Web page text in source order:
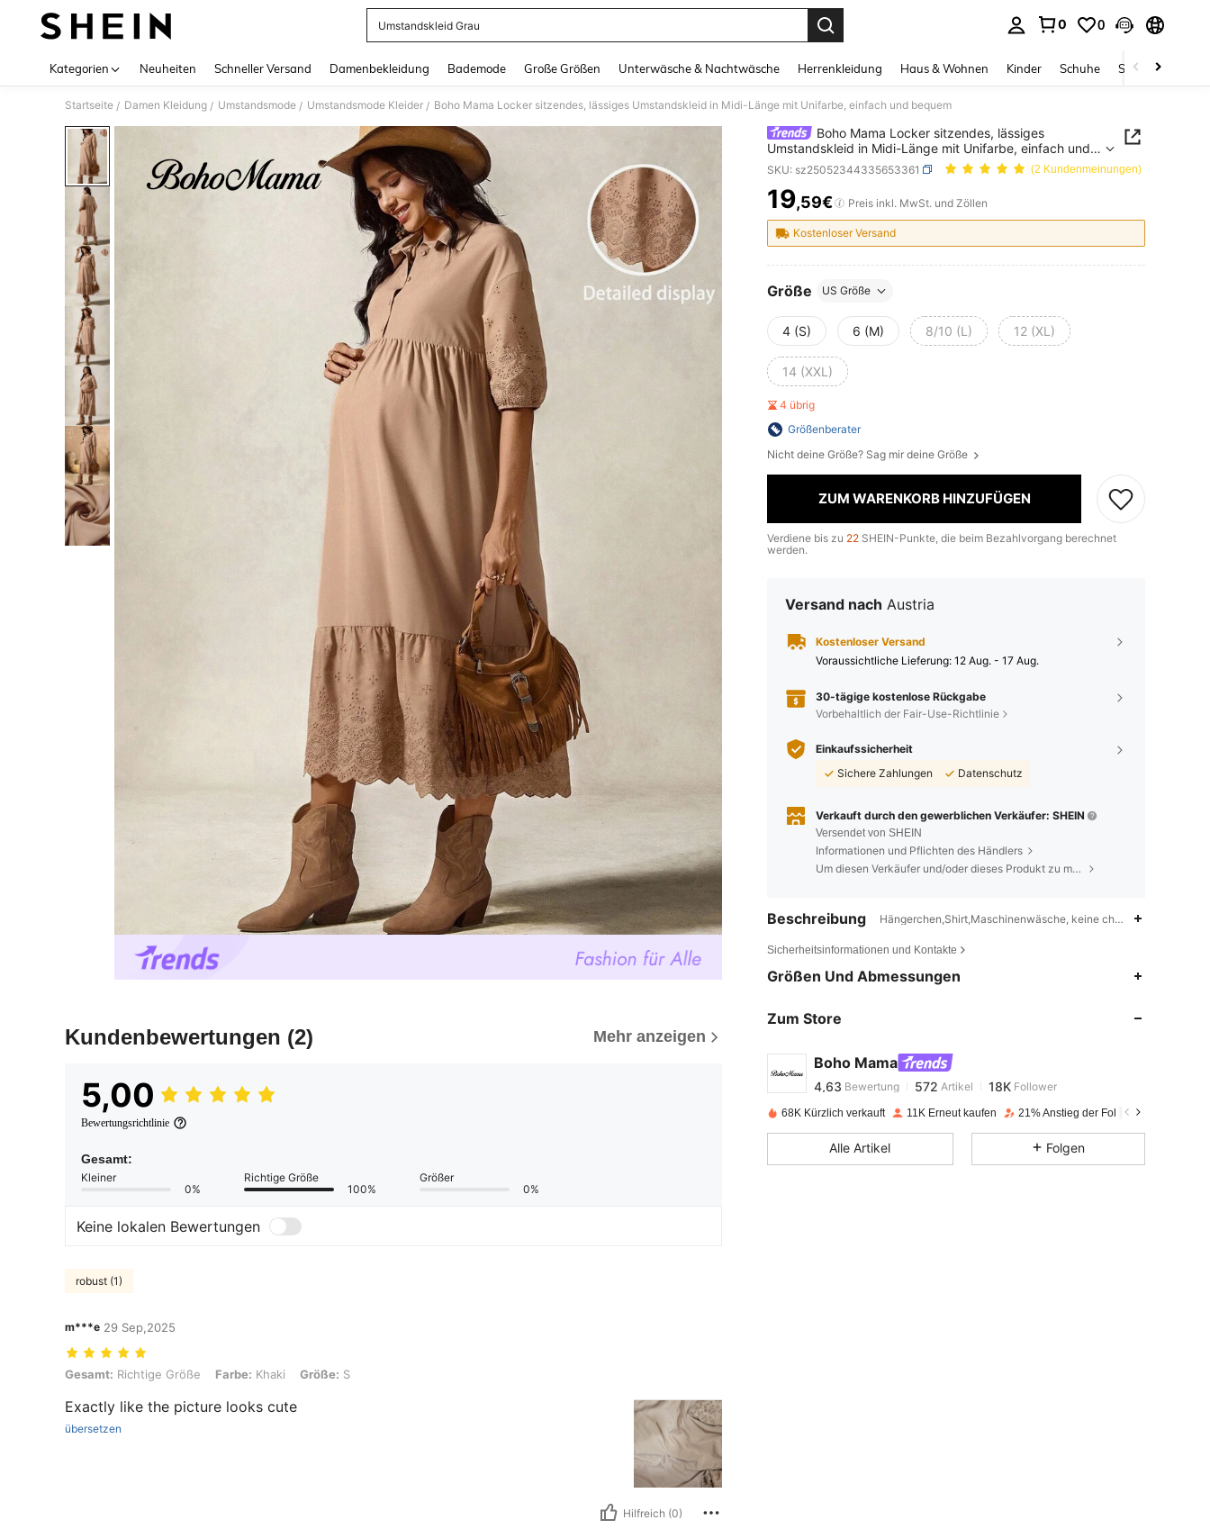
Umstandskleid Grau
0 0
Kategorien Neuheiten Schneller Versand Damenbekleidung Bademode Große Größen Unterwäsche & Nachtwäsche Herrenkleidung Haus & Wohnen Kinder Schuhe Schmuck &
Startseite / Damen Kleidung / Umstandsmode / Umstandsmode Kleider / Boho Mama Locker sitzendes, lässiges Umstandskleid in Midi-Länge mit Unifarbe, einfach und bequem
Kundenbewertungen (2) Mehr anzeigen
5,00
Bewertungsrichtlinie
Gesamt:
Kleiner
0%
Richtige Größe
100%
Größer
0%
Keine lokalen Bewertungen
robust (1)
m***e 29 Sep,2025
Gesamt: Richtige Größe, Farbe: Khaki, Größe: S
Gesamt: Richtige Größe Farbe: Khaki Größe: S
Exactly like the picture looks cute
übersetzen
Hilfreich (0)
Boho Mama Locker sitzendes, lässiges
Umstandskleid in Midi-Länge mit Unifarbe, einfach und
bequem
SKU: sz25052344335653361 (2 Kundenmeinungen)
PRICE AND AVAILABILITY
19,59€ Preis inkl. MwSt. und Zöllen
Kostenloser Versand
Größe US Größe
4 (S) 6 (M) 8/10 (L) 12 (XL)
14 (XXL)
4 übrig
Größenberater
Nicht deine Größe? Sag mir deine Größe
ZUM WARENKORB HINZUFÜGEN
Verdiene bis zu 22 SHEIN-Punkte, die beim Bezahlvorgang berechnet
werden.
Versand nach Austria
Kostenloser Versand
Voraussichtliche Lieferung: 12 Aug. - 17 Aug.
30-tägige kostenlose Rückgabe
Vorbehaltlich der Fair-Use-Richtlinie
Einkaufssicherheit
Sichere Zahlungen
Datenschutz
Verkauft durch den gewerblichen Verkäufer: SHEIN
Versendet von SHEIN
Informationen und Pflichten des Händlers
Um diesen Verkäufer und/oder dieses Produkt zu melden
Beschreibung Hängerchen,Shirt,Maschinenwäsche, keine chemische
Sicherheitsinformationen und Kontakte
Größen Und Abmessungen
Zum Store
Boho Mama
4,63
4,63
Bewertung 572Artikel
k***rbezahltVor 1 Tag
4,63 572 18K
68K Kürzlich verkauft 11K Erneut kaufen 21% Anstieg der Follower
Alle Artikel Folgen